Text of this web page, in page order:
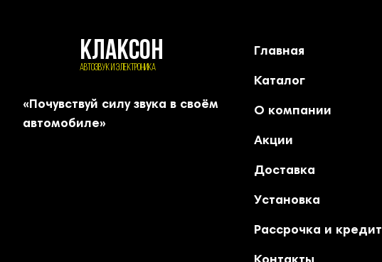
КЛАКСОН
АВТОЗВУК и ЭЛЕКТРОНИКА
«Почувствуй силу звука в своём
автомобиле»
Главная
Каталог
О компании
Акции
Доставка
Установка
Рассрочка и кредит